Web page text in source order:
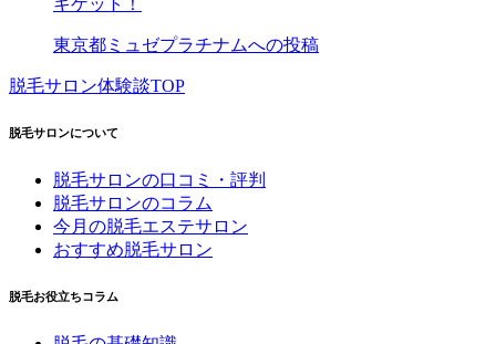
キゲット！
東京都ミュゼプラチナムへの投稿
脱毛サロン体験談TOP
脱毛サロンについて
脱毛サロンの口コミ・評判
脱毛サロンのコラム
今月の脱毛エステサロン
おすすめ脱毛サロン
脱毛お役立ちコラム